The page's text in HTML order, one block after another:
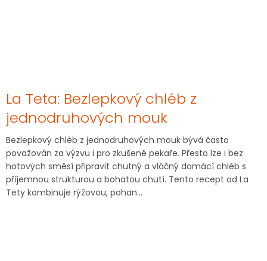
La Teta: Bezlepkový chléb z
jednodruhových mouk
Bezlepkový chléb z jednodruhových mouk bývá často
považován za výzvu i pro zkušené pekaře. Přesto lze i bez
hotových směsí připravit chutný a vláčný domácí chléb s
příjemnou strukturou a bohatou chutí. Tento recept od La
Tety kombinuje rýžovou, pohan...